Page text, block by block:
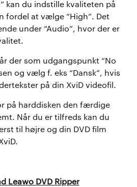
kan du indstille kvaliteten på
fordel at vælge “High”. Det
under “Audio”, hvor der er
der som udgangspunkt “No
og vælg f. eks “Dansk”, hvis
på din XviD videofil.
på harddisken den færdige
Når du er tilfreds kan du
til højre og din DVD film
Leawo DVD Ripper